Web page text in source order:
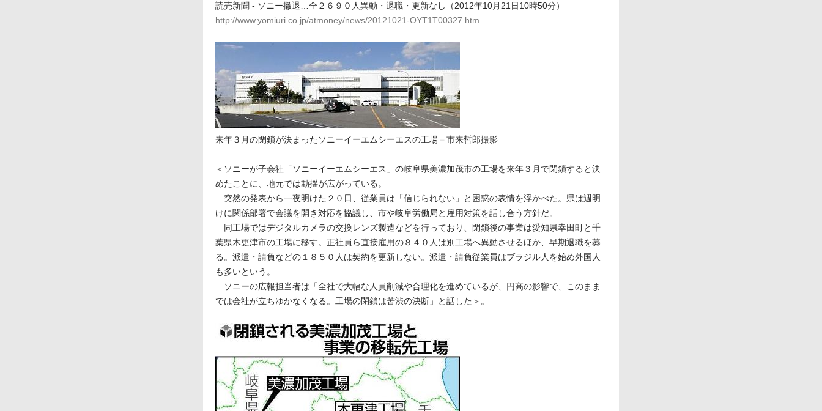
読売新聞 - ソニー撤退…全２６９０人異動・退職・更新なし（2012年10月21日10時50分）
http://www.yomiuri.co.jp/atmoney/news/20121021-OYT1T00327.htm
来年３月の閉鎖が決まったソニーイーエムシーエスの工場＝市来哲郎撮影
＜ソニーが子会社「ソニーイーエムシーエス」の岐阜県美濃加茂市の工場を来年３月で閉鎖すると決
めたことに、地元では動揺が広がっている。
突然の発表から一夜明けた２０日、従業員は「信じられない」と困惑の表情を浮かべた。県は週明
けに関係部署で会議を開き対応を協議し、市や岐阜労働局と雇用対策を話し合う方針だ。
同工場ではデジタルカメラの交換レンズ製造などを行っており、閉鎖後の事業は愛知県幸田町と千
葉県木更津市の工場に移す。正社員ら直接雇用の８４０人は別工場へ異動させるほか、早期退職を募
る。派遣・請負などの１８５０人は契約を更新しない。派遣・請負従業員はブラジル人を始め外国人
も多いという。
ソニーの広報担当者は「全社で大幅な人員削減や合理化を進めているが、円高の影響で、このまま
では会社が立ちゆかなくなる。工場の閉鎖は苦渋の決断」と話した＞。